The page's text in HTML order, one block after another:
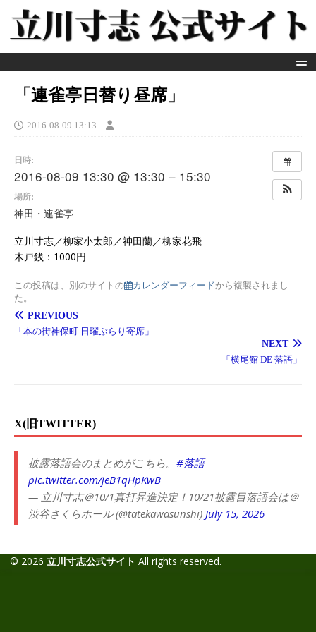
「連雀亭日替り昼席」
2016-08-09 13:13
日時:
2016-08-09 13:30 @ 13:30 – 15:30
場所:
神田・連雀亭
立川寸志／柳家小太郎／神田蘭／柳家花飛
木戸銭：1000円
この投稿は、別のサイトの カレンダーフィードから複製されまし
た。
PREVIOUS
「本の街神保町 日曜ぶらり寄席」
NEXT
「横尾館 DE 落語」
X(旧TWITTER)
披露落語会のまとめがこちら。 #落語
pic.twitter.com/jeB1qHpKwB
— 立川寸志＠10/1真打昇進決定！10/21披露目落語会は＠
渋谷さくらホール (@tatekawasunshi) July 15, 2026
© 2026 立川寸志公式サイト All rights reserved.